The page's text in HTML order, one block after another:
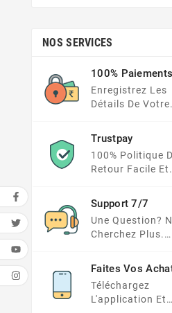
NOS SERVICES
100% Paiements
Sécurisés
Enregistrez Les
Détails De Votre
Plus Sécurisé
Trustpay
100% Politique
Retour Facile Et
Support 7/7
Une Question?
Cherchez Plus.
Demande Ici
Faites Vos
Déplacement
Téléchargez
L'application Et